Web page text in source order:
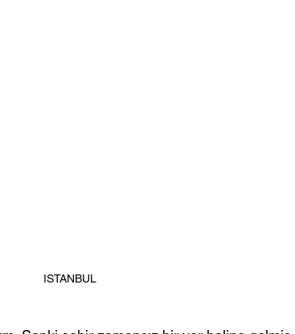
ISTANBUL